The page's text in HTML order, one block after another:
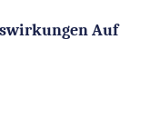
Auf